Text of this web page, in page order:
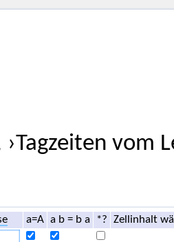
vom
a=A a b = b a *?
Zellinhalt